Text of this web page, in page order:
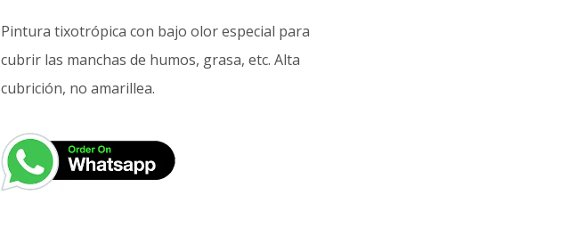
Pintura tixotrópica con bajo olor especial para
cubrir las manchas de humos, grasa, etc. Alta
cubrición, no amarillea.